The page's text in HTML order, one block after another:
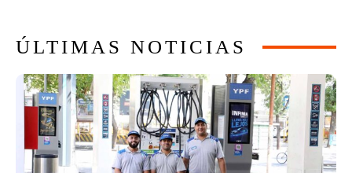
ÚLTIMAS NOTICIAS